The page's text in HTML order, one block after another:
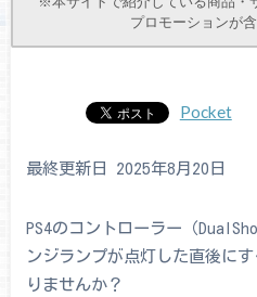
プロモーションが
Pocket
最終更新日 2025年8月20日
PS4のコントローラー（
ンジランプが点灯した直後に
りませんか？